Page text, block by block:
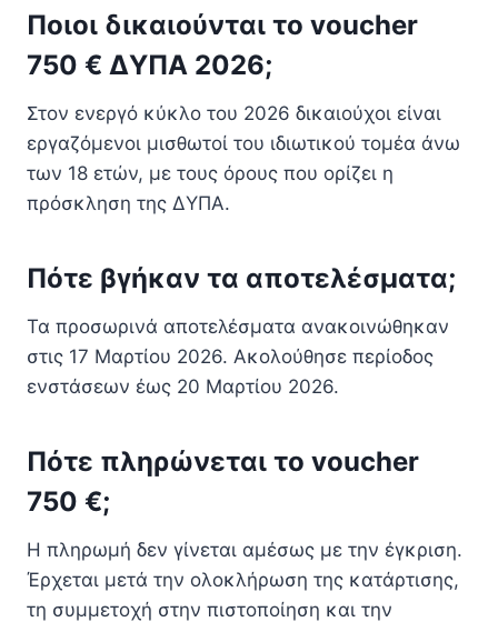
Ποιοι δικαιούνται το voucher
750 € ΔΥΠΑ 2026;
Στον ενεργό κύκλο του 2026 δικαιούχοι είναι
εργαζόμενοι μισθωτοί του ιδιωτικού τομέα άνω
των 18 ετών, με τους όρους που ορίζει η
πρόσκληση της ΔΥΠΑ.
Πότε βγήκαν τα αποτελέσματα;
Τα προσωρινά αποτελέσματα ανακοινώθηκαν
στις 17 Μαρτίου 2026. Ακολούθησε περίοδος
ενστάσεων έως 20 Μαρτίου 2026.
Πότε πληρώνεται το voucher
750 €;
Η πληρωμή δεν γίνεται αμέσως με την έγκριση.
Έρχεται μετά την ολοκλήρωση της κατάρτισης,
τη συμμετοχή στην πιστοποίηση και την